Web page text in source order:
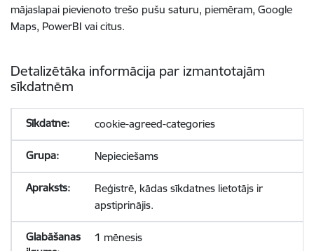
mājaslapai pievienoto trešo pušu saturu, piemēram, Google
Maps, PowerBI vai citus.
Detalizētāka informācija par izmantotajām
sīkdatnēm
cookie-agreed-categories
Nepieciešams
Reģistrē, kādas sīkdatnes lietotājs ir
apstiprinājis.
1 mēnesis